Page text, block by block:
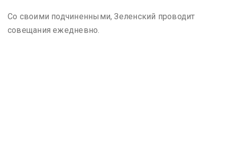
Со своими подчиненными, Зеленский проводит
совещания ежедневно.